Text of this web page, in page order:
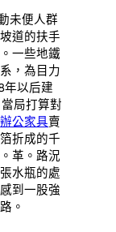
未便人群
道的扶手
一些地鐵
，為目力
年以后建
局打算對
辦公家具賣
折成的千
革。路況
水瓶的處
到一股強
。